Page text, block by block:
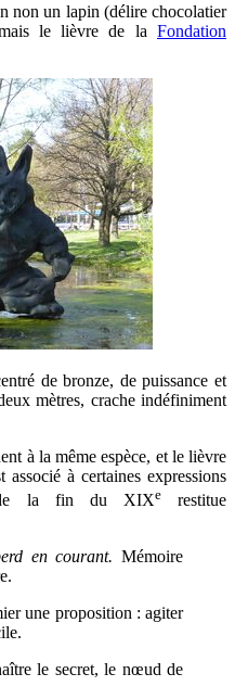
non un lapin (délire chocolatier
le lièvre de la Fondation
de bronze, de puissance et
mètres, crache indéfiniment
à la même espèce, et le lièvre
à certaines expressions
de la fin du XIXerestitue
en courant. Mémoire
une proposition : agiter
le secret, le nœud de